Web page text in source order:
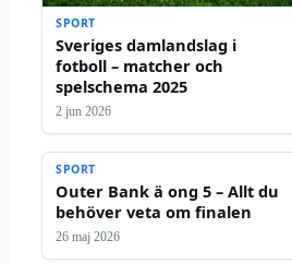
SPORT
Sveriges damlandslag i
fotboll – matcher och
spelschema 2025
2 jun 2026
SPORT
Outer Bank ä ong 5 – Allt du
behöver veta om finalen
26 maj 2026